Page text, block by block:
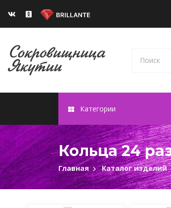
Категории
Кольца 24
Главная Каталог изделий